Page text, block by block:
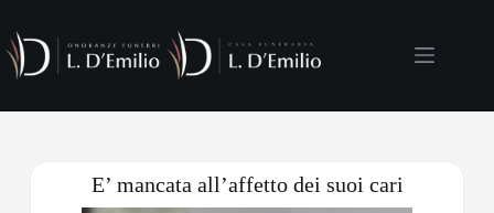
E’ mancata all’affetto dei suoi cari